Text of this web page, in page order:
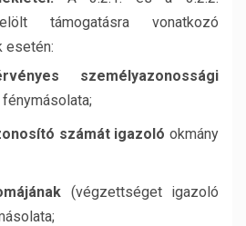
támogatásra vonatkozó
esetén:
személyazonossági
fénymásolata;
számát igazoló okmány
(végzettséget igazoló